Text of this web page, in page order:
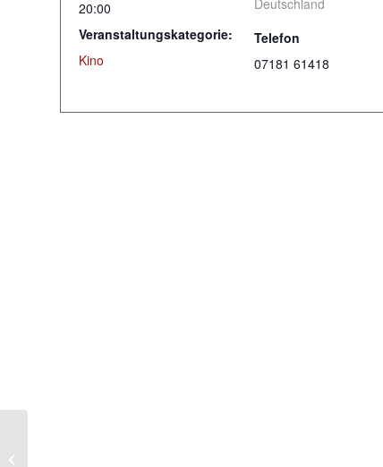
20:00
Veranstaltungskategorie:
Kino
Deutschland
Telefon
07181 61418